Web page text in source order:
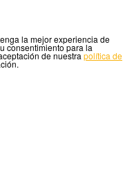
la mejor experiencia de
consentimiento para la
de nuestra política de